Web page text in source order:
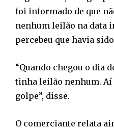
foi informado de que
nenhum leilão na data
percebeu que havia
“Quando chegou o dia
tinha leilão nenhum.
golpe”, disse.
O comerciante relata